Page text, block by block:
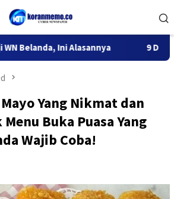
Ini Alasannya 9 Desa di 6
Yang Nikmat dan
Buka Puasa Yang
Wajib Coba!